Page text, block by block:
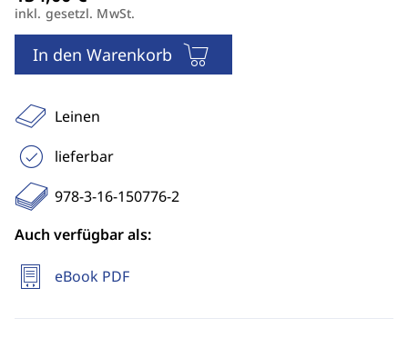
inkl. gesetzl. MwSt.
In den Warenkorb
Leinen
lieferbar
978-3-16-150776-2
Auch verfügbar als:
eBook PDF